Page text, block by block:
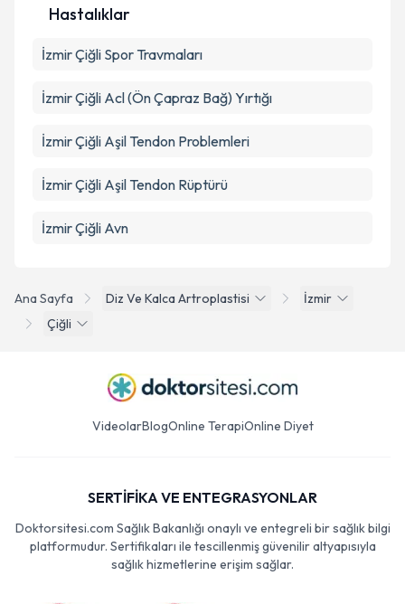
Ana Sayfa Diz Ve Kalca Artroplastisi
İzmir
Çiğli
Hastalıklar
İzmir Çiğli Spor Travmaları
İzmir Çiğli Acl (Ön Çapraz Bağ) Yırtığı
İzmir Çiğli Aşil Tendon Problemleri
İzmir Çiğli Aşil Tendon Rüptürü
İzmir Çiğli Avn
VideolarBlogOnline TerapiOnline Diyet
SERTİFİKA VE ENTEGRASYONLAR
Doktorsitesi.com Sağlık Bakanlığı onaylı ve entegreli bir sağlık bilgi
platformudur. Sertifikaları ile tescillenmiş güvenilir altyapısıyla
sağlık hizmetlerine erişim sağlar.